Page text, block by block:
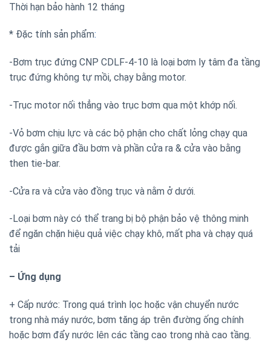
Thời hạn bảo hành 12 tháng
* Đặc tính sản phẩm:
-Bơm trục đứng CNP CDLF-4-10 là loại bơm ly tâm đa tầng
trục đứng không tự mồi, chạy bằng motor.
-Trục motor nối thẳng vào trục bơm qua một khớp nối.
-Vỏ bơm chịu lực và các bộ phận cho chất lỏng chạy qua
được gắn giữa đầu bơm và phần cửa ra & cửa vào bằng
then tie-bar.
-Cửa ra và cửa vào đồng trục và nằm ở dưới.
-Loại bơm này có thể trang bị bộ phận bảo vệ thông minh
để ngăn chặn hiệu quả việc chạy khô, mất pha và chạy quá
tải
– Ứng dụng
+ Cấp nước: Trong quá trình lọc hoặc vận chuyển nước
trong nhà máy nước, bơm tăng áp trên đường ống chính
hoặc bơm đẩy nước lên các tầng cao trong nhà cao tầng.